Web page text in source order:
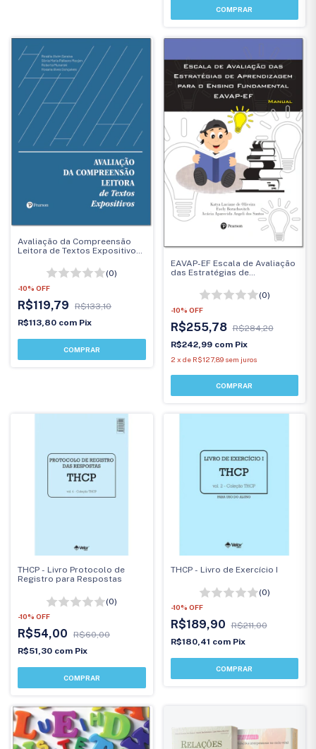
Avaliação da Compreensão
Leitora de Textos Expositivos
(0)
-10% OFF
R$119,79
R$133,10
R$113,80 com Pix
EAVAP-EF Escala de Avaliação
das Estratégias de
Fundamental
(0)
-10% OFF
R$255,78 R$284,20
R$242,99 com Pix
2 x de R$127,89 sem juros
THCP - Livro Protocolo de
Registro para Respostas
(0)
-10% OFF
R$54,00
R$60,00
R$51,30 com Pix
THCP - Livro de Exercício I
(0)
-10% OFF
R$189,90
R$211,00
R$180,41 com Pix